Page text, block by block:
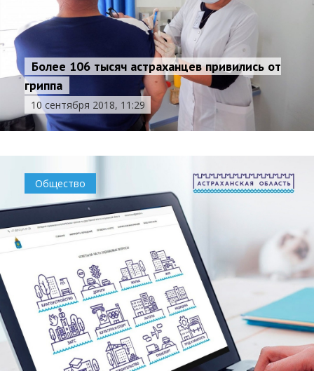
Более 106 тысяч астраханцев привились от
гриппа
10 сентября 2018, 11:29
Общество